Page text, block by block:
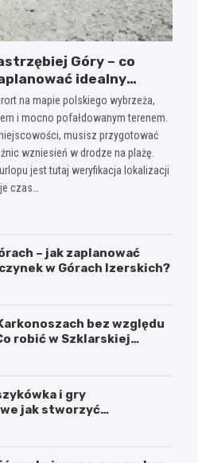
Góry – co
idealny
na mapie polskiego wybrzeża,
i mocno pofałdowanym terenem.
musisz przygotować
wzniesień w drodze na plażę.
jest tutaj weryfikacja lokalizacji
czas…
– jak zaplanować
w Górach Izerskich?
bez względu
robić w Szklarskiej
i gry
jak stworzyć